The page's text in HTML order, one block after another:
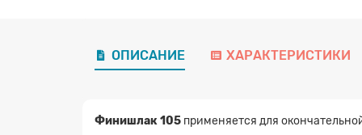
ОПИСАНИЕ ХАРАКТЕРИСТИКИ
Финишлак 105 применяется для